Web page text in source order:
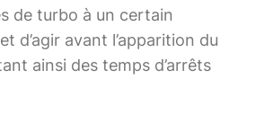
de turbo à un certain
d’agir avant l’apparition du
ainsi des temps d’arrêts